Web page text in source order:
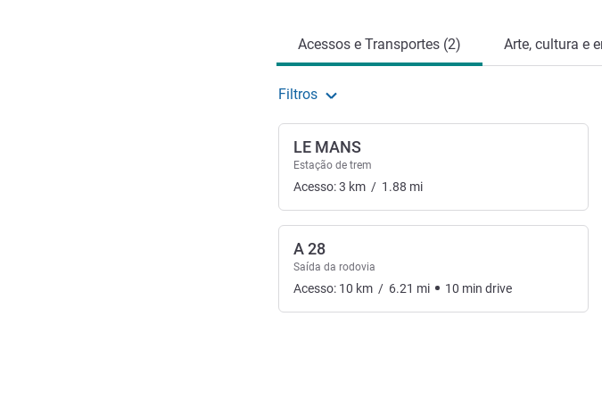
Acessos e Transportes (2) Arte, cultura e
Filtros
LE MANS
Estação de trem
Acesso:3 km / 1.88 mi
A 28
Saída da rodovia
Acesso: 10 km / 6.21 mi 10 min drive